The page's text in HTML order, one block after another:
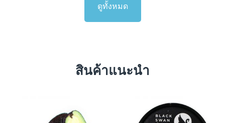
ดูทั้งหมด
สินค้าแนะนำ